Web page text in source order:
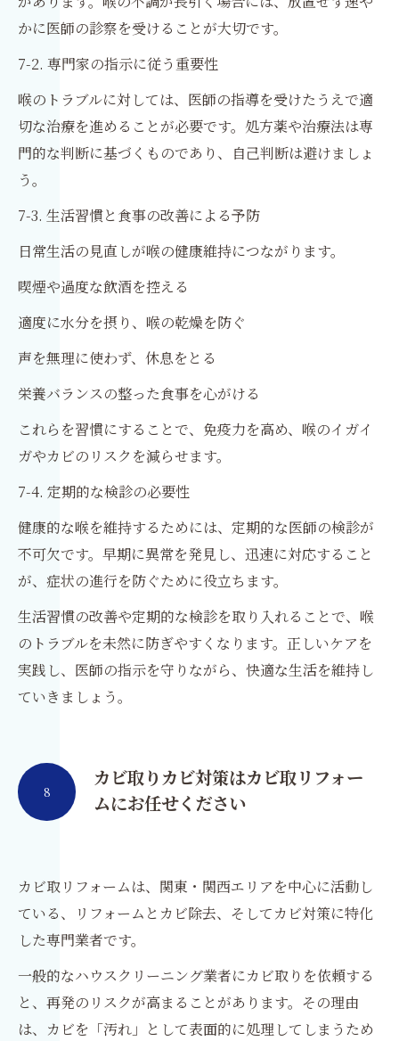
かに医師の診察を受けることが大切です。
7-2. 専門家の指示に従う重要性
喉のトラブルに対しては、医師の指導を受けたうえで適
切な治療を進めることが必要です。処方薬や治療法は専
門的な判断に基づくものであり、自己判断は避けましょ
う。
7-3. 生活習慣と食事の改善による予防
日常生活の見直しが喉の健康維持につながります。
喫煙や過度な飲酒を控える
適度に水分を摂り、喉の乾燥を防ぐ
声を無理に使わず、休息をとる
栄養バランスの整った食事を心がける
これらを習慣にすることで、免疫力を高め、喉のイガイ
ガやカビのリスクを減らせます。
7-4. 定期的な検診の必要性
健康的な喉を維持するためには、定期的な医師の検診が
不可欠です。早期に異常を発見し、迅速に対応すること
が、症状の進行を防ぐために役立ちます。
生活習慣の改善や定期的な検診を取り入れることで、喉
のトラブルを未然に防ぎやすくなります。正しいケアを
実践し、医師の指示を守りながら、快適な生活を維持し
ていきましょう。
カビ取りカビ対策はカビ取リフォー
ムにお任せください
8
カビ取リフォームは、関東・関西エリアを中心に活動し
ている、リフォームとカビ除去、そしてカビ対策に特化
した専門業者です。
一般的なハウスクリーニング業者にカビ取りを依頼する
と、再発のリスクが高まることがあります。その理由
は、カビを「汚れ」として表面的に処理してしまうため